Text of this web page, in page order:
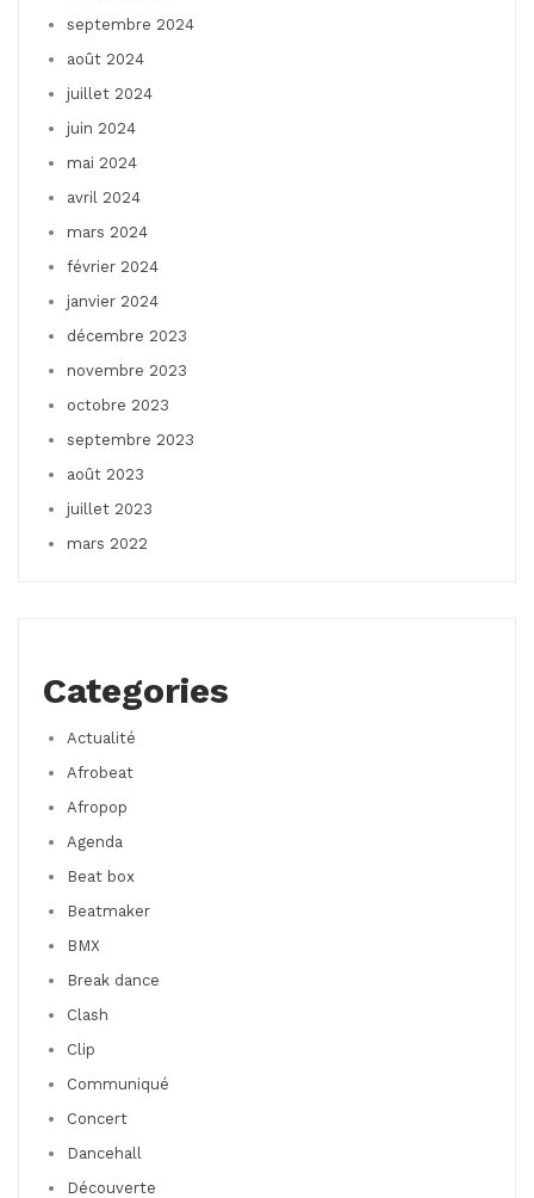
septembre 2024
août 2024
juillet 2024
juin 2024
mai 2024
avril 2024
mars 2024
février 2024
janvier 2024
décembre 2023
novembre 2023
octobre 2023
septembre 2023
août 2023
juillet 2023
mars 2022
Categories
Actualité
Afrobeat
Afropop
Agenda
Beat box
Beatmaker
BMX
Break dance
Clash
Clip
Communiqué
Concert
Dancehall
Découverte